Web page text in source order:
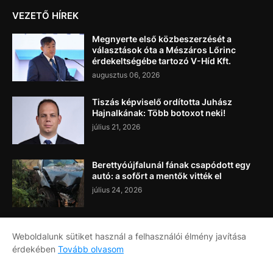
VEZETŐ HÍREK
Megnyerte első közbeszerzését a
választások óta a Mészáros Lőrinc
érdekeltségébe tartozó V-Híd Kft.
augusztus 06, 2026
Tiszás képviselő ordította Juhász
Hajnalkának: Több botoxot neki!
július 21, 2026
Berettyóújfalunál fának csapódott egy
autó: a sofőrt a mentők vitték el
július 24, 2026
Címlap Rólunk
Weboldalunk sütiket használ a felhasználói élmény javítása
érdekében Tovább olvasom